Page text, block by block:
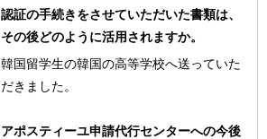
認証の手続きをさせていただいた書類は、
その後どのように活用されますか。
韓国留学生の韓国の高等学校へ送っていた
だきました。
アポスティーユ申請代行センターへの今後